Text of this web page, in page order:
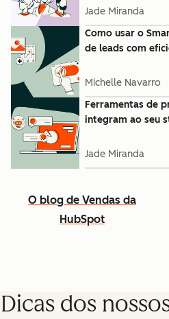
Jade Miranda
Como usar o
de leads com
Michelle Navarro
Ferramentas de
integram ao seu
Jade Miranda
O blog de Vendas da
HubSpot
Dicas dos